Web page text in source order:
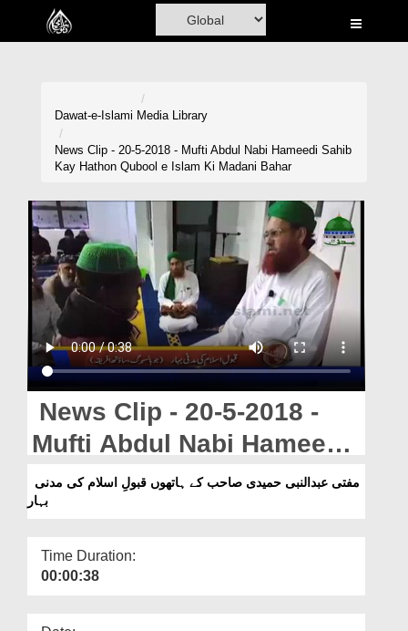
Home
Madani Channel
Volunteer Portal
Rohani Ilaj
Donation
Magazine
Departments
Our Websites
More
Dawat-e-Islami Media Library
News Clip - 20-5-2018 - Mufti Abdul Nabi Hameedi Sahib
Kay Hathon Qubool e Islam Ki Madani Bahar
News Clip - 20-5-2018 -
Mufti Abdul Nabi Hameedi
Sahib Kay Hathon Qubool
e Islam Ki Madani Bahar
بہار
Time Duration:
00:00:38